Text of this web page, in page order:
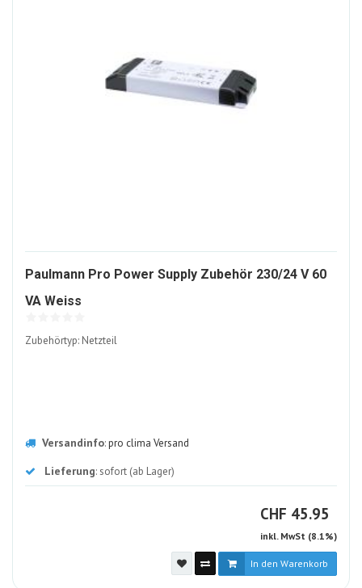
Paulmann Pro Power Supply Zubehör 230/24 V 60
VA Weiss
Zubehörtyp: Netzteil
Versandinfo:pro clima Versand
Lieferung: sofort (ab Lager)
CHF CHF
45.95
inkl. MwSt (8.1%)
In den Warenkorb